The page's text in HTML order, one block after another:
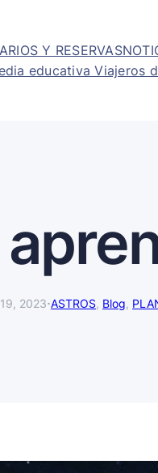
Y RESERVAS
educativa Viajeros
2023·ASTROS, Blog,